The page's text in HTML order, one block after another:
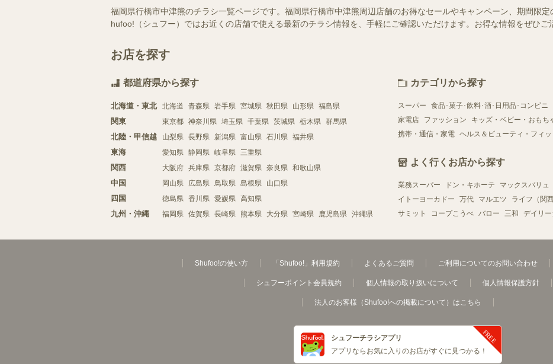
福岡県行橋市中津熊のチラシ一覧ページです。福岡県行橋市中津熊周辺店舗のお得なセールやキャンペーン、期間限
hufoo!（シュフー）ではお近くの店舗で使える最新のチラシ情報を、手軽にご確認いただけます。お得な情報をぜひご
お店を探す
都道府県から探す
北海道・東北 北海道 青森県 岩手県 宮城県 秋田県 山形県 福島県
関東 東京都 神奈川県 埼玉県 千葉県 茨城県 栃木県 群馬県
北陸・甲信越 山梨県 長野県 新潟県 富山県 石川県 福井県
東海 愛知県 静岡県 岐阜県 三重県
関西 大阪府 兵庫県 京都府 滋賀県 奈良県 和歌山県
中国 岡山県 広島県 鳥取県 島根県 山口県
四国 徳島県 香川県 愛媛県 高知県
九州・沖縄 福岡県 佐賀県 長崎県 熊本県 大分県 宮崎県 鹿児島県 沖縄県
カテゴリから探す
スーパー 食品･菓子･飲料･酒･日用品･コンビニ
家電店
ファッション キッズ・ベビー・おもち
携帯・通信・家電 ヘルス＆ビューティ・フィッ
よく行くお店から探す
業務スーパー ドン・キホーテ マックスバリュ
イトーヨーカドー
万代 マルエツ ライフ（関
サミット
コープこうべ バロー 三和 デイリー
Shufoo!の使い方 「Shufoo!」利用規約 よくあるご質問 ご利用についてのお問い合わせ
シュフーポイント会員規約 個人情報の取り扱いについて 個人情報保護方針
法人のお客様（Shufoo!への掲載について）はこちら
シュフーチラシアプリ
アプリならお気に入りのお店がすぐに見つかる！